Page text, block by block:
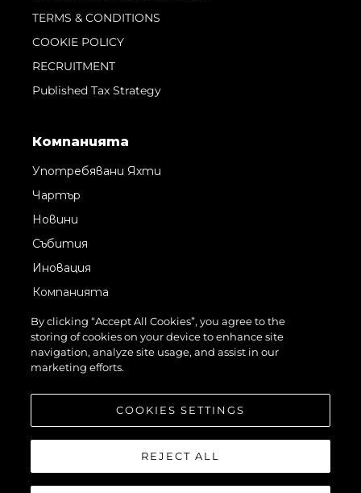
TERMS & CONDITIONS
COOKIE POLICY
RECRUITMENT
Published Tax Strategy
Компанията
Употребявани Яхти
Чартър
Новини
Събития
Иновация
Компанията
Екипът
Лайфстайл
Наследство
By clicking “Accept All Cookies”, you agree to the
storing of cookies on your device to enhance site
navigation, analyze site usage, and assist in our
marketing efforts.
COOKIES SETTINGS
REJECT ALL